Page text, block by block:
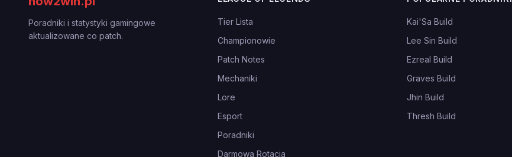
Poradniki i statystyki gamingowe
aktualizowane co patch.
Tier Lista
Championowie
Patch Notes
Mechaniki
Lore
Esport
Poradniki
Darmowa Rotacja
Kai'Sa Build
Lee Sin Build
Ezreal Build
Graves Build
Jhin Build
Thresh Build